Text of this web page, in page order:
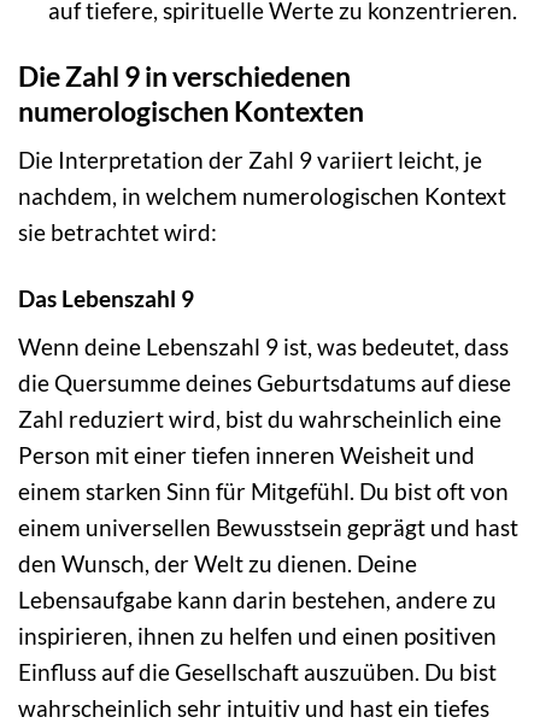
auf tiefere, spirituelle Werte zu konzentrieren.
Die Zahl 9 in verschiedenen
numerologischen Kontexten
Die Interpretation der Zahl 9 variiert leicht, je
nachdem, in welchem numerologischen Kontext
sie betrachtet wird:
Das Lebenszahl 9
Wenn deine Lebenszahl 9 ist, was bedeutet, dass
die Quersumme deines Geburtsdatums auf diese
Zahl reduziert wird, bist du wahrscheinlich eine
Person mit einer tiefen inneren Weisheit und
einem starken Sinn für Mitgefühl. Du bist oft von
einem universellen Bewusstsein geprägt und hast
den Wunsch, der Welt zu dienen. Deine
Lebensaufgabe kann darin bestehen, andere zu
inspirieren, ihnen zu helfen und einen positiven
Einfluss auf die Gesellschaft auszuüben. Du bist
wahrscheinlich sehr intuitiv und hast ein tiefes